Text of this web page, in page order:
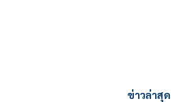
ข่าวล่าสุด